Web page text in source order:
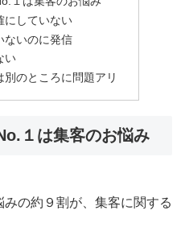
にしていない
ないのに発信
い
のところに問題アリ
１は集客のお悩み
の約９割が、集客に関する